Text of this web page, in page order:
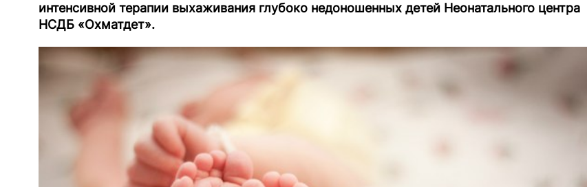
интенсивной терапии выхаживания глубоко недоношенных детей Неонатального центра
НСДБ «Охматдет».